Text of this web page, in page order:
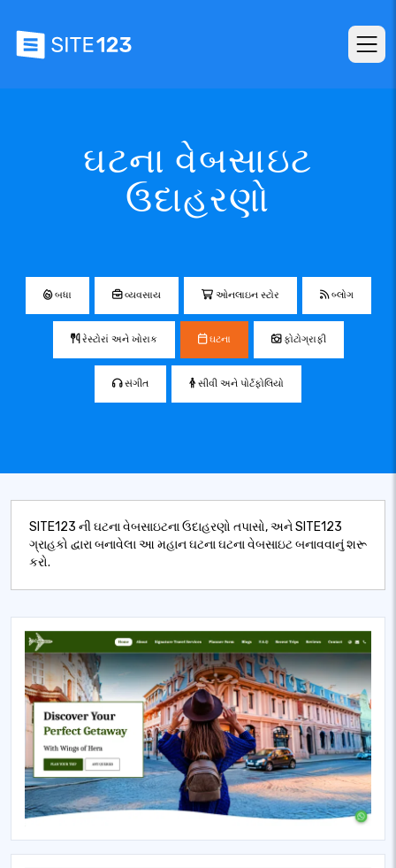
ઘટના વેબસાઇટ
ઉદાહરણો
બધા વ્યવસાય ઓનલાઇન સ્ટોર બ્લોગ
રેસ્ટોરાં અને ખોરાક ઘટના ફોટોગ્રાફી
સંગીત સીવી અને પોર્ટફોલિયો
SITE123 ની ઘટના વેબસાઇટના ઉદાહરણો તપાસો, અને SITE123
ગ્રાહકો દ્વારા બનાવેલા આ મહાન ઘટના ઘટના વેબસાઇટ બનાવવાનું શરૂ
કરો.